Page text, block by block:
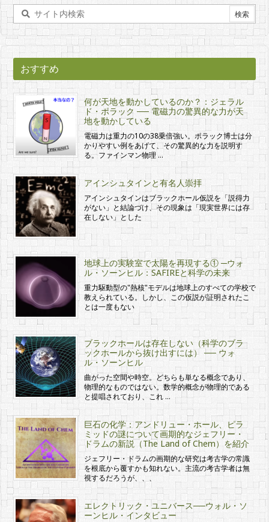
おすすめ
何が天地を動かしているのか？：ジェラル
ド・ポラック ── 電磁力の驚異的な力が天
地を動かしている
電磁力は重力の10の38乗倍強い。ポラック博士は分
かりやすい例をあげて、その驚異的な力を説明す
る。ファインマン物理 …
アインシュタインと有名人崇拝
アインシュタインはブラックホール仮説を「説得力
がない」と結論づけ、その現象は「現実世界には存
在しない」とした
地球上の実験室で太陽を再現する① ─ウォ
ル・ソーンヒル：SAFIREと科学の未来
重力駆動型の"熱核"モデルは地球上のすべての学校で
教えられている。しかし、この仮説が証明されたこ
とは一度もない
ブラックホールは存在しない（科学のブラ
ックホールから抜け出すには） ── ウォ
ル・ソーンヒル
曲がった空間や時空。どちらも単なる概念であり、
物理的なものではない。数学的概念が物理的である
と提唱されており、これ …
巨石の化学：アンドリュー・ホール、ピラ
ミッドの謎について画期的なジェフリー・
ドラムの新説（The Land of Chem）を紹介
ジェフリー・ドラムの画期的な研究は考古学の常識
を根底から覆すかも知れない。主流の考古学者は無
視するだろうが、、、
エレクトリック・ユニバース──ウォル・ソ
ーンヒル・インタビュー